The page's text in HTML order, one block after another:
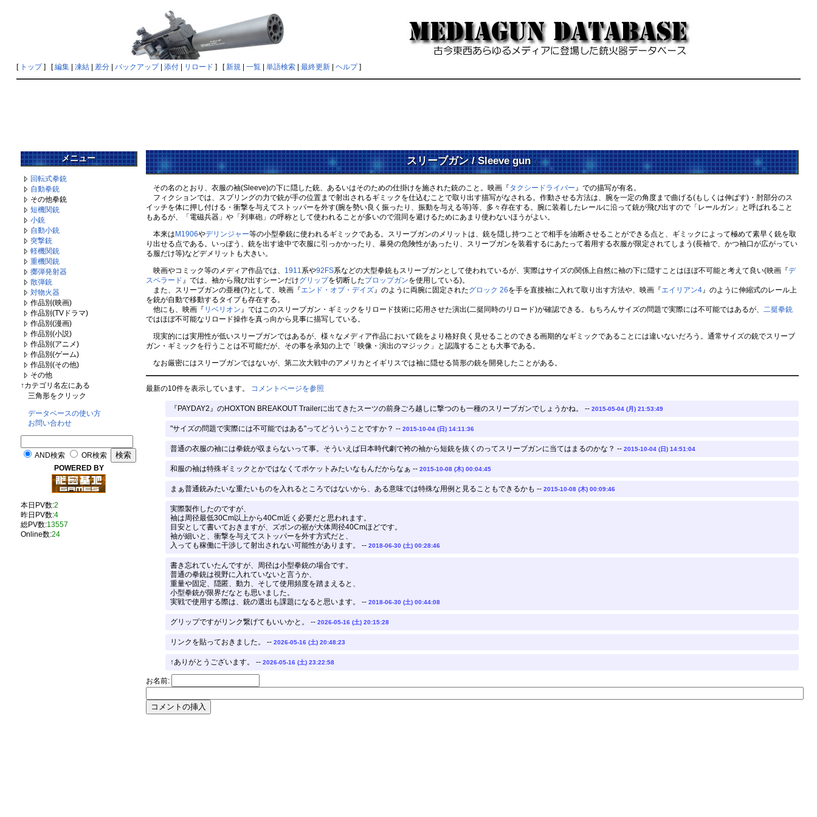
[ トップ] [編集| 凍結| 差分| バックアップ| 添付| リロード ] [新規| 一覧| 単語検索| 最終更新| ヘルプ]
メニュー
回転式拳銃
自動拳銃
その他拳銃
短機関銃
小銃
自動小銃
突撃銃
軽機関銃
重機関銃
擲弾発射器
散弾銃
対物火器
作品別(映画)
作品別(TVドラマ)
作品別(漫画)
作品別(小説)
作品別(アニメ)
作品別(ゲーム)
作品別(その他)
その他
↑カテゴリ名左にある
三角形をクリック
データベースの使い方
お問い合わせ
AND検索
OR検索
POWERED BY
本日PV数:2
昨日PV数:4
総PV数:13557
Online数:24
スリーブガン / Sleeve gun†
その名のとおり、衣服の袖(Sleeve)の下に隠した銃、あるいはそのための仕掛けを施された銃のこと。映画『タクシードライバー』での描写が有名。
フィクションでは、スプリングの力で銃が手の位置まで射出されるギミックを仕込むことで取り出す描写がなされる。作動させる方法は、腕を一定の角度まで曲げる(もしくは伸ばす)・肘部分のス
イッチを体に押し付ける・衝撃を与えてストッパーを外す(腕を勢い良く振ったり、振動を与える等)等、多々存在する。腕に装着したレールに沿って銃が飛び出すので「レールガン」と呼ばれること
もあるが、「電磁兵器」や「列車砲」の呼称として使われることが多いので混同を避けるためにあまり使わないほうがよい。
本来はM1906やデリンジャー等の小型拳銃に使われるギミックである。スリーブガンのメリットは、銃を隠し持つことで相手を油断させることができる点と、ギミックによって極めて素早く銃を取
り出せる点である。いっぽう、銃を出す途中で衣服に引っかかったり、暴発の危険性があったり、スリーブガンを装着するにあたって着用する衣服が限定されてしまう(長袖で、かつ袖口が広がってい
る服だけ等)などデメリットも大きい。
映画やコミック等のメディア作品では、 1911系や92FS系などの大型拳銃もスリーブガンとして使われているが、実際はサイズの関係上自然に袖の下に隠すことはほぼ不可能と考えて良い(映画『デ
スペラード』では、袖から飛び出すシーンだけグリップを切断したプロップガンを使用している)。
また、スリーブガンの亜種(?)として、映画『エンド・オブ・デイズ』のように両腕に固定されたグロック 26を手を直接袖に入れて取り出す方法や、映画『エイリアン4』のように伸縮式のレール上
を銃が自動で移動するタイプも存在する。
他にも、映画『 リベリオン』ではこのスリーブガン・ギミックをリロード技術に応用させた演出(二挺同時のリロード)が確認できる。もちろんサイズの問題で実際には不可能ではあるが、 二挺拳銃
ではほぼ不可能なリロード操作を真っ向から見事に描写している。
現実的には実用性が低いスリーブガンではあるが、様々なメディア作品において銃をより格好良く見せることのできる画期的なギミックであることには違いないだろう。通常サイズの銃でスリーブ
ガン・ギミックを行うことは不可能だが、その事を承知の上で「映像・演出のマジック」と認識することも大事である。
なお厳密にはスリーブガンではないが、第二次大戦中のアメリカとイギリスでは袖に隠せる筒形の銃を開発したことがある。
最新の10件を表示しています。 コメントページを参照
『PAYDAY2』のHOXTON BREAKOUT Trailerに出てきたスーツの前身ごろ越しに撃つのも一種のスリーブガンでしょうかね。 -- 2015-05-04 (月) 21:53:49
"サイズの問題で実際には不可能ではある"ってどういうことですか？ -- 2015-10-04 (日) 14:11:36
普通の衣服の袖には拳銃が収まらないって事。そういえば日本時代劇で袴の袖から短銃を抜くのってスリーブガンに当てはまるのかな？ -- 2015-10-04 (日) 14:51:04
和服の袖は特殊ギミックとかではなくてポケットみたいなもんだからなぁ -- 2015-10-08 (木) 00:04:45
まぁ普通銃みたいな重たいものを入れるところではないから、ある意味では特殊な用例と見ることもできるかも -- 2015-10-08 (木) 00:09:46
実際製作したのですが、
袖は周径最低30Cm以上から40Cm近く必要だと思われます。
目安として書いておきますが、ズボンの裾が大体周径40Cmほどです。
袖が細いと、衝撃を与えてストッパーを外す方式だと、
入っても稼働に干渉して射出されない可能性があります。 -- 2018-06-30 (土) 00:28:46
書き忘れていたんですが、周径は小型拳銃の場合です。
普通の拳銃は視野に入れていないと言うか、
重量や固定、隠匿、動力、そして使用頻度を踏まえると、
小型拳銃が限界だなとも思いました。
実戦で使用する際は、銃の選出も課題になると思います。 -- 2018-06-30 (土) 00:44:08
グリップですがリンク繋げてもいいかと。 -- 2026-05-16 (土) 20:15:28
リンクを貼っておきました。 -- 2026-05-16 (土) 20:48:23
↑ありがとうございます。 -- 2026-05-16 (土) 23:22:58
お名前: